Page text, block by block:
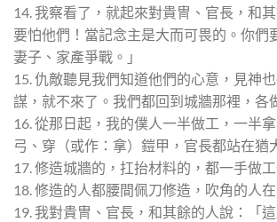
14. 我察看了，就起來對貴冑、官長，和
要怕他們！當記念主是大而可畏的。你們
妻子、家產爭戰。」
15. 仇敵聽見我們知道他們的心意，見神
謀，就不來了。我們都回到城牆那裡，各
16. 從那日起，我的僕人一半做工，一半
弓、穿（或作：拿）鎧甲，官長都站在猶
17. 修造城牆的，扛抬材料的，都一手做
18. 修造的人都腰間佩刀修造，吹角的人
19. 我對貴冑、官長，和其餘的人說：「